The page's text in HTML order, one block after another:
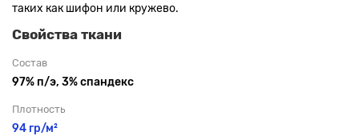
таких как шифон или кружево.
Свойства ткани
Состав
97% п/э, 3% спандекс
Плотность
94 гр/м²